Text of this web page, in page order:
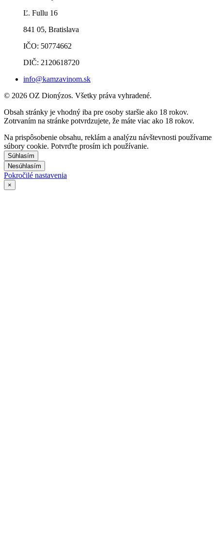
Ľ. Fullu 16
841 05, Bratislava
IČO: 50774662
DIČ: 2120618720
info@kamzavinom.sk
© 2026 OZ Dionýzos. Všetky práva vyhradené.
Obsah stránky je vhodný iba pre osoby staršie ako 18 rokov.
Zotrvaním na stránke potvrdzujete, že máte viac ako 18 rokov.
Na prispôsobenie obsahu, reklám a analýzu návštevnosti používame
súbory cookie. Potvrďte prosím ich používanie.
Súhlasím
Nesúhlasím
Pokročilé nastavenia
×